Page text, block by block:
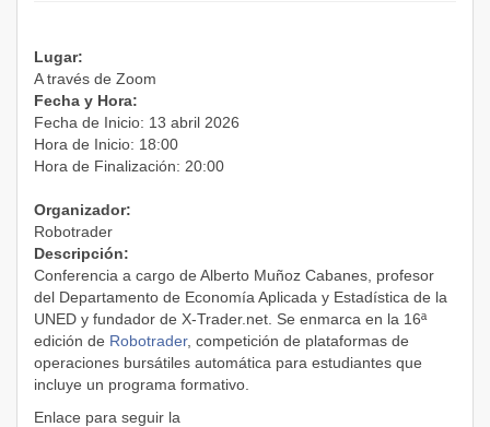
Lugar:
A través de Zoom
Fecha y Hora:
Fecha de Inicio: 13 abril 2026
Hora de Inicio: 18:00
Hora de Finalización: 20:00
Organizador:
Robotrader
Descripción:
Conferencia a cargo de Alberto Muñoz Cabanes, profesor
del Departamento de Economía Aplicada y Estadística de la
UNED y fundador de X-Trader.net. Se enmarca en la 16ª
edición de Robotrader, competición de plataformas de
operaciones bursátiles automática para estudiantes que
incluye un programa formativo.
Enlace para seguir la